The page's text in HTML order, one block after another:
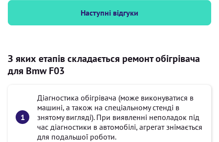
Наступні відгуки
З яких етапів складається ремонт обігрівача
для Bmw F03
Діагностика обігрівача (може виконуватися в
машині, а також на спеціальному стенді в
знятому вигляді). При виявленні неполадок під
час діагностики в автомобілі, агрегат знімається
для подальшої роботи.